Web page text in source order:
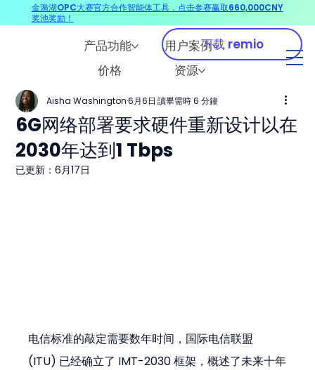
产品功能
用户案例
价格
资源
下载 remio
6G网络部署要求硬件重新设计以在
2030年达到1 Tbps
Aisha Washington 6月6日 讀畢需時 6 分鐘
已更新：6月17日
电信标准的敲定需要数年时间，国际电信联盟
(ITU) 已经确立了 IMT-2030 框架，概述了未来十年
金漪湖OPC大赛官方合作智能体工具，点击参赛赢取660,000CNY
奖池奖励！